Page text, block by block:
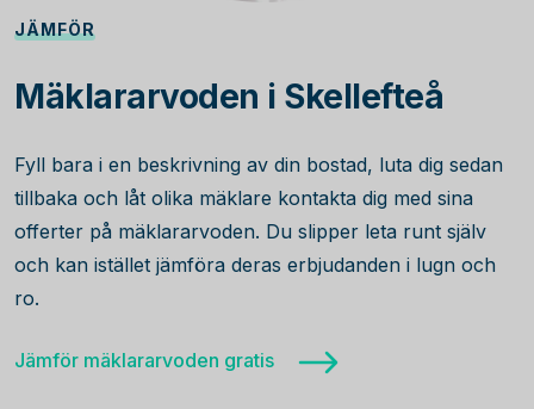
JÄMFÖR
Mäklararvoden i Skellefteå
Fyll bara i en beskrivning av din bostad, luta dig sedan
tillbaka och låt olika mäklare kontakta dig med sina
offerter på mäklararvoden. Du slipper leta runt själv
och kan istället jämföra deras erbjudanden i lugn och
ro.
Jämför mäklararvoden gratis